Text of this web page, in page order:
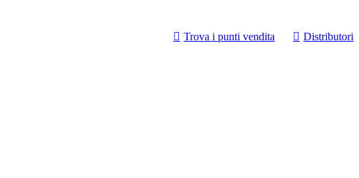
Trova i punti vendita
Distributori